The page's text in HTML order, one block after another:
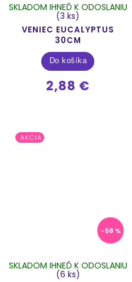
VENIEC EUCALYPTUS
30CM
SKLADOM IHNEĎ K ODOSLANIU
(3 ks)
2,88 €
Do košíka
AKCIA
–58 %
SKLADOM IHNEĎ K ODOSLANIU
(6 ks)